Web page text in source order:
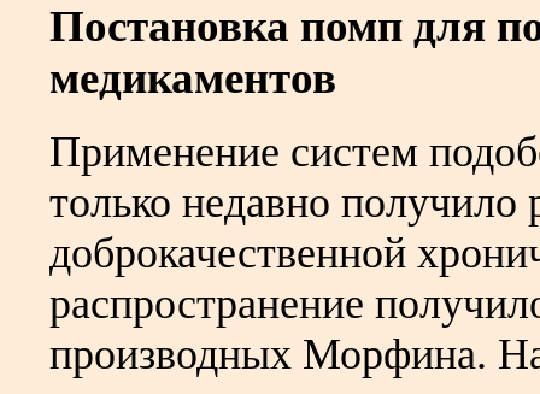
Постановка помп для
медикаментов
Применение систем
только недавно получило
доброкачественной
распространение
производных Морфина.